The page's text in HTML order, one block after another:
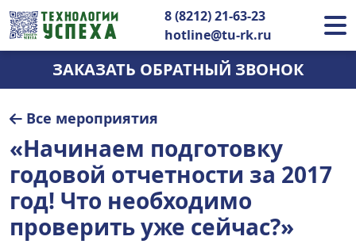
8 (8212) 21-63-23
hotline@tu-rk.ru
ЗАКАЗАТЬ ОБРАТНЫЙ ЗВОНОК
«Начинаем подготовку
годовой отчетности за 2017
год! Что необходимо
проверить уже сейчас?»
Все мероприятия